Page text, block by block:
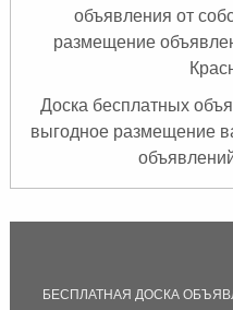
объявления от
размещение
Доска бесплатных
выгодное размещение
БЕСПЛАТНАЯ ДОСКА